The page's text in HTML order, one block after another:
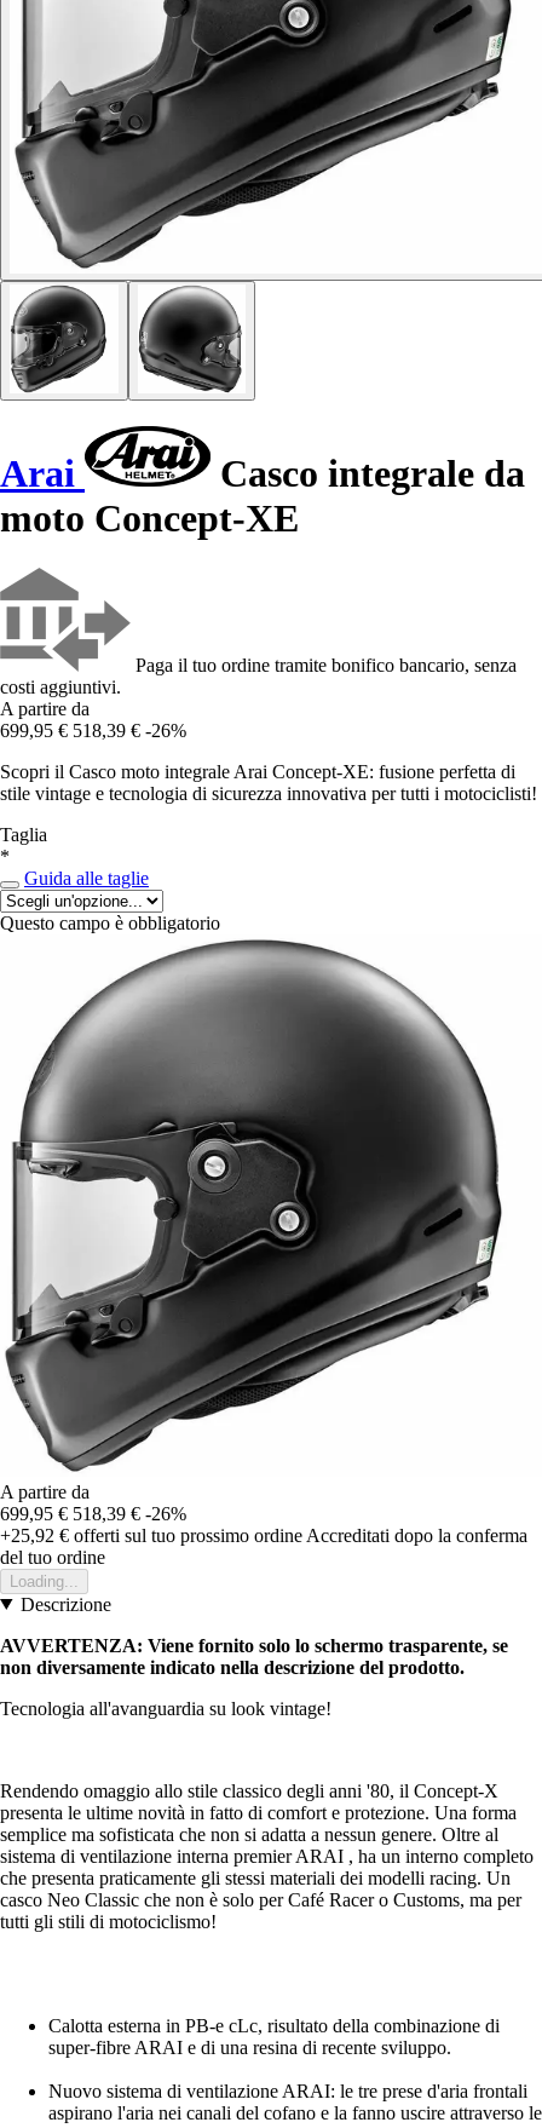
Arai
Casco integrale da
moto Concept-XE
Paga il tuo ordine tramite bonifico bancario, senza
costi aggiuntivi.
A partire da
699,95 € 518,39 € -26%
Scopri il Casco moto integrale Arai Concept-XE: fusione perfetta di
stile vintage e tecnologia di sicurezza innovativa per tutti i motociclisti!
Taglia
*
Guida alle taglie
Questo campo è obbligatorio
A partire da
699,95 € 518,39 € -26%
+25,92 € offerti sul tuo prossimo ordine Accreditati dopo la conferma
del tuo ordine
Loading...
Descrizione
AVVERTENZA: Viene fornito solo lo schermo trasparente, se
non diversamente indicato nella descrizione del prodotto.
Tecnologia all'avanguardia su look vintage!
Rendendo omaggio allo stile classico degli anni '80, il Concept-X
presenta le ultime novità in fatto di comfort e protezione. Una forma
semplice ma sofisticata che non si adatta a nessun genere. Oltre al
sistema di ventilazione interna premier ARAI , ha un interno completo
che presenta praticamente gli stessi materiali dei modelli racing. Un
casco Neo Classic che non è solo per Café Racer o Customs, ma per
tutti gli stili di motociclismo!
Calotta esterna in PB-e cLc, risultato della combinazione di
super-fibre ARAI e di una resina di recente sviluppo.
Nuovo sistema di ventilazione ARAI: le tre prese d'aria frontali
aspirano l'aria nei canali del cofano e la fanno uscire attraverso le